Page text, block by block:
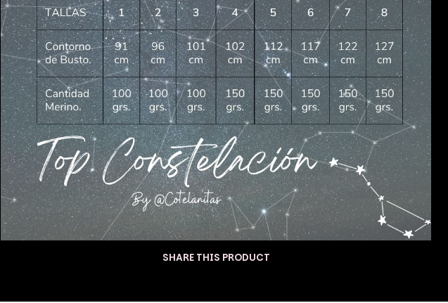
SHARE THIS PRODUCT